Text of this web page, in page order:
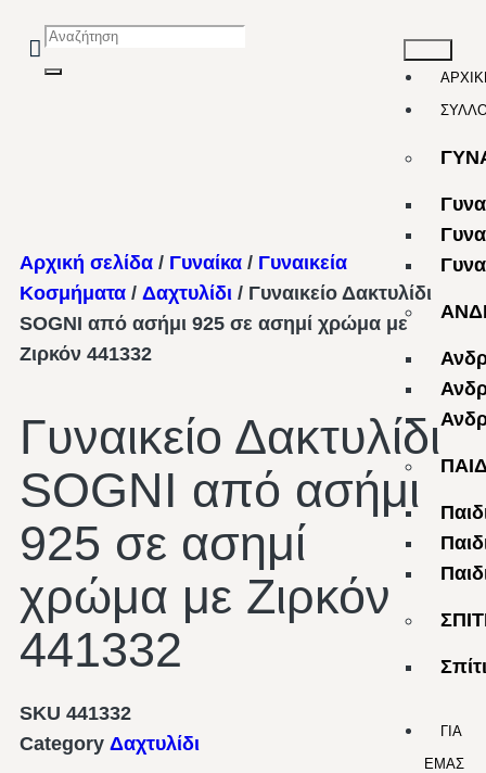
ΓΙΑ
ΕΜΑΣ
Αρχική σελίδα / Γυναίκα / Γυναικεία
Κοσμήματα / Δαχτυλίδι / Γυναικείο Δακτυλίδι
SOGNI από ασήμι 925 σε ασημί χρώμα με
Ζιρκόν 441332
Γυναικείο Δακτυλίδι
SOGNI από ασήμι
925 σε ασημί
χρώμα με Ζιρκόν
441332
SKU 441332
Category Δαχτυλίδι